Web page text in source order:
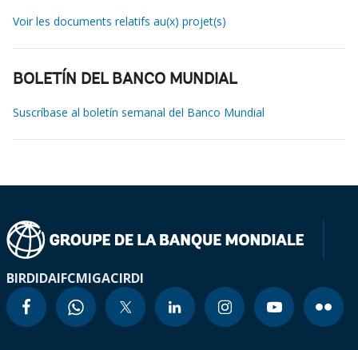
Voir les documents relatifs au(x) projet(s)
BOLETÍN DEL BANCO MUNDIAL
Suscríbase al boletín semanal del Banco Mundial
BIRDIDAIFCMIGACIRDI